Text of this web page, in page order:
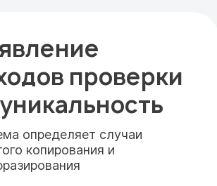
проверки
определяет случаи
копирования и